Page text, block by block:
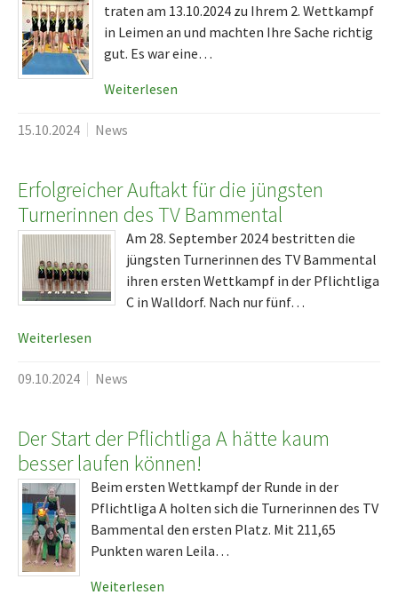
traten am 13.10.2024 zu Ihrem 2. Wettkampf
in Leimen an und machten Ihre Sache richtig
gut. Es war eine…
Weiterlesen
15.10.2024 News
Erfolgreicher Auftakt für die jüngsten
Turnerinnen des TV Bammental
Am 28. September 2024 bestritten die
jüngsten Turnerinnen des TV Bammental
ihren ersten Wettkampf in der Pflichtliga
C in Walldorf. Nach nur fünf…
Weiterlesen
09.10.2024 News
Der Start der Pflichtliga A hätte kaum
besser laufen können!
Beim ersten Wettkampf der Runde in der
Pflichtliga A holten sich die Turnerinnen des TV
Bammental den ersten Platz. Mit 211,65
Punkten waren Leila…
Weiterlesen